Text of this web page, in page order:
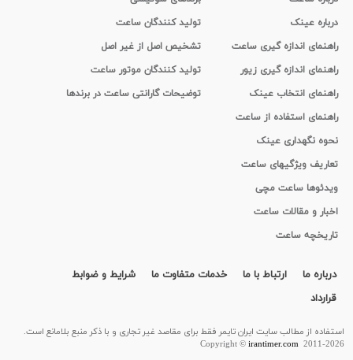
درباره عینک
راهنمای اندازه گیری ساعت
راهنمای اندازه گیری زیور
راهنمای انتخاب عینک
راهنمای استفاده از ساعت
نحوه نگهداری عینک
تعاریف ویژگیهای ساعت
ویدئوها ساعت مچی
اخبار و مقالات ساعت
تاریخچه ساعت
تولید کنندگان ساعت
تشخیص اصل از غیر اصل
تولید کنندگان موتور ساعت
توضیحات گارانتی ساعت در برندها
درباره ما ارتباط با ما خدمات متفاوت ما
شرایط و ضوابط
قرارداد
استفاده از مطالب سايت ایران تایمر فقط برای مقاصد غیر تجاری و با ذکر منبع بلامانع است.
Copyright ©irantimer.com2011-2026